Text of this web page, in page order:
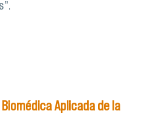
Usach busca establecer si el
Aplicada de la